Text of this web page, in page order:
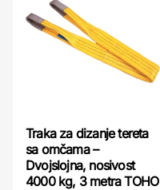
Traka za dizanje tereta
sa omčama –
Dvojslojna, nosivost
4000 kg, 3 metra TOHO